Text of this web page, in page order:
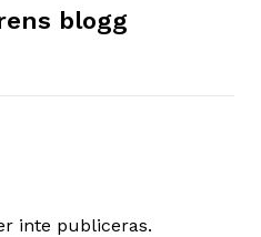
blogg
inte publiceras.